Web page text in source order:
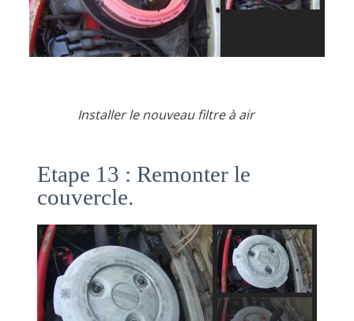
Installer le nouveau filtre à air
Etape 13 : Remonter le
couvercle.